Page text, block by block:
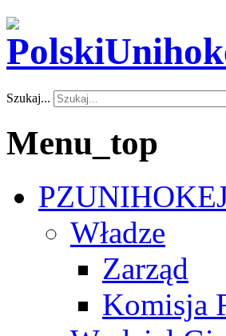
Szukaj...
Menu_top
Władze
Zarząd
Komisja